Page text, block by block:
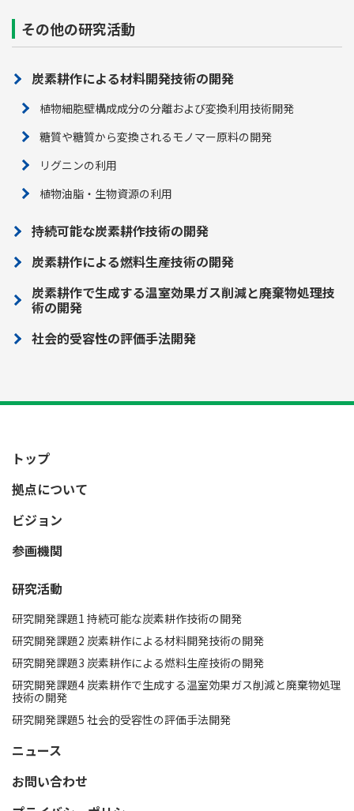
その他の研究活動
炭素耕作による材料開発技術の開発
植物細胞壁構成成分の分離および変換利用技術開発
糖質や糖質から変換されるモノマー原料の開発
リグニンの利用
植物油脂・生物資源の利用
持続可能な炭素耕作技術の開発
炭素耕作による燃料生産技術の開発
炭素耕作で生成する温室効果ガス削減と廃棄物処理技
術の開発
社会的受容性の評価手法開発
トップ
拠点について
ビジョン
参画機関
研究活動
研究開発課題1 持続可能な炭素耕作技術の開発​
研究開発課題2 炭素耕作による材料開発技術の開発
研究開発課題3 炭素耕作による燃料生産技術の開発​
研究開発課題4 炭素耕作で生成する温室効果ガス削減と廃棄物処理
技術の開発
研究開発課題5 社会的受容性の評価手法開発
ニュース
お問い合わせ